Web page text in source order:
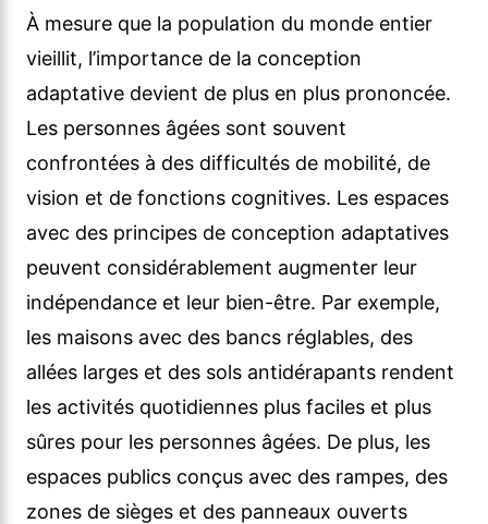
À mesure que la population du monde entier
vieillit, l’importance de la conception
adaptative devient de plus en plus prononcée.
Les personnes âgées sont souvent
confrontées à des difficultés de mobilité, de
vision et de fonctions cognitives. Les espaces
avec des principes de conception adaptatives
peuvent considérablement augmenter leur
indépendance et leur bien-être. Par exemple,
les maisons avec des bancs réglables, des
allées larges et des sols antidérapants rendent
les activités quotidiennes plus faciles et plus
sûres pour les personnes âgées. De plus, les
espaces publics conçus avec des rampes, des
zones de sièges et des panneaux ouverts